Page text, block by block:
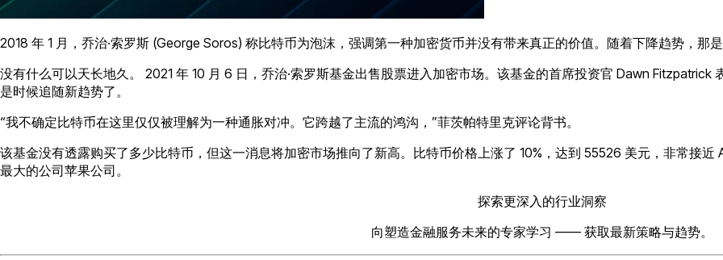
2018 年 1 月，乔治·索罗斯 (George Soros) 称比特币为泡沫，强调第一种加密货币并没有带来真正的价值。随着下降趋势，那
没有什么可以天长地久。 2021 年 10 月 6 日，乔治·索罗斯基金出售股票进入加密市场。该基金的首席投资官 Dawn
是时候追随新趋势了。
“我不确定比特币在这里仅仅被理解为一种通胀对冲。它跨越了主流的鸿沟，”菲茨帕特里克评论背书。
该基金没有透露购买了多少比特币，但这一消息将加密市场推向了新高。比特币价格上涨了 10%，达到 55526 美元，非常接
最大的公司苹果公司。
探索更深入的行业洞察
向塑造金融服务未来的专家学习 —— 获取最新策略与趋势。